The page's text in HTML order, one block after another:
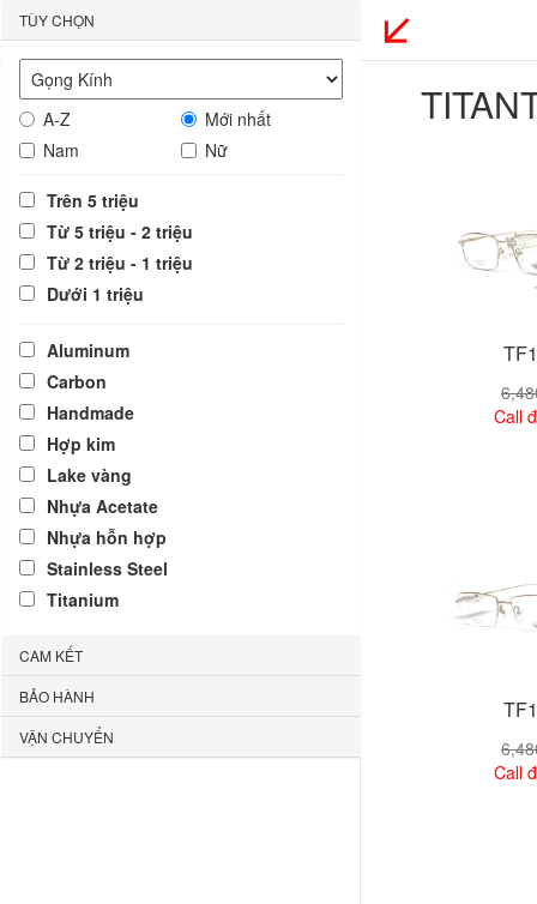
TÙY CHỌN
A-Z
Mới nhất
Nam
Nữ
Trên 5 triệu
Từ 5 triệu - 2 triệu
Từ 2 triệu - 1 triệu
Dưới 1 triệu
Aluminum
Carbon
Handmade
Hợp kim
Lake vàng
Nhựa Acetate
Nhựa hỗn hợp
Stainless Steel
Titanium
CAM KẾT
BẢO HÀNH
VẬN CHUYỂN
Call
Call